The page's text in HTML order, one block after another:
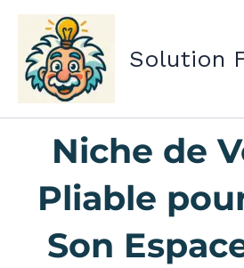
Aller
contenu
Solution
Niche de
Pliable
Son